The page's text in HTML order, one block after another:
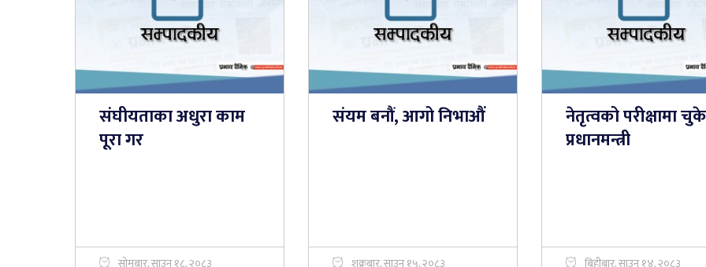
संघीयताका अधुरा काम
पूरा गर
संयम बनौं, आगो निभाऔं
नेतृत्वको परीक्षामा
प्रधानमन्त्री